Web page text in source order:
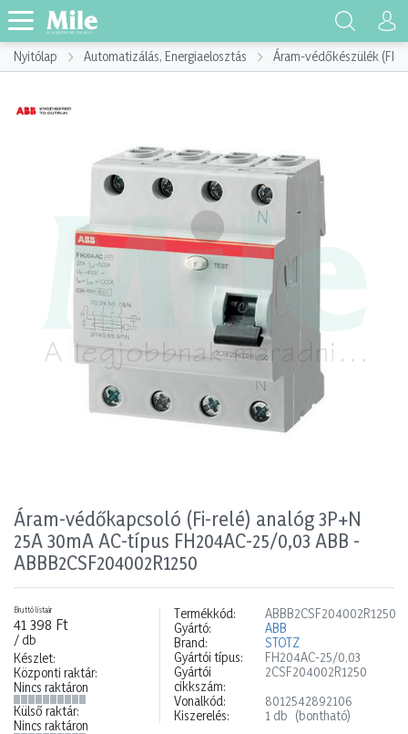
Nyitólap Automatizálás, Energiaelosztás Áram-védőkészülék (FI)
Áram-védőkapcsoló (Fi-relé) analóg 3P+N
25A 30mA AC-típus FH204AC-25/0,03 ABB -
ABBB2CSF204002R1250
Bruttó listaár
41 398 Ft
/ db
Készlet:
Központi raktár:
Nincs raktáron
Külső raktár:
Nincs raktáron
Termékkód:
ABBB2CSF204002R1250
Gyártó:
ABB
Brand:
STOTZ
Gyártói típus:
FH204AC-25/0,03
Gyártói
cikkszám:
2CSF204002R1250
Vonalkód:
8012542892106
Kiszerelés:
1 db (bontható)